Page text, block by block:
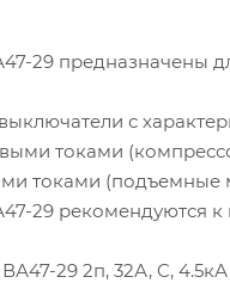
29 предназначены
с
токами
токами (подъемные
29 рекомендуются
29 2п, 32А, C,